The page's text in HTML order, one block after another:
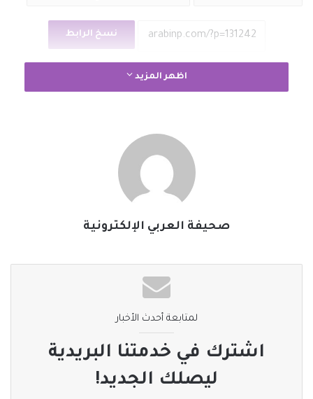
نسخ الرابط
اظهر المزيد
صحيفة العربي الإلكترونية
لمتابعة أحدث الأخبار
اشترك في خدمتنا البريدية
ليصلك الجديد!